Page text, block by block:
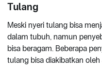
Tulang
Meski nyeri tulang bisa
dalam tubuh, namun
bisa beragam. Beberapa
tulang bisa diakibatkan oleh